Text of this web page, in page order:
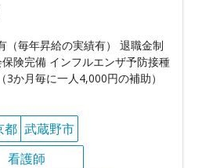
（毎年昇給の実績有） 退職金制
険完備 インフルエンザ予防接種
か月毎に一人4,000円の補助）
都 武蔵野市
看護師